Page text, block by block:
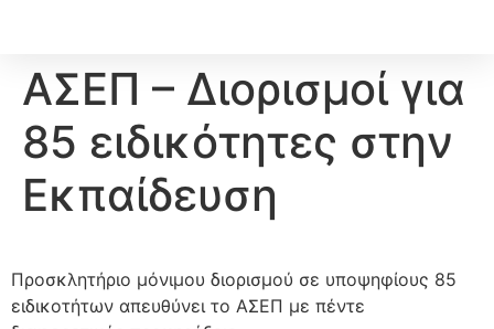
ΑΣΕΠ – Διορισμοί για
85 ειδικότητες στην
Εκπαίδευση
Προσκλητήριο μόνιμου διορισμού σε υποψηφίους 85
ειδικοτήτων απευθύνει το ΑΣΕΠ με πέντε